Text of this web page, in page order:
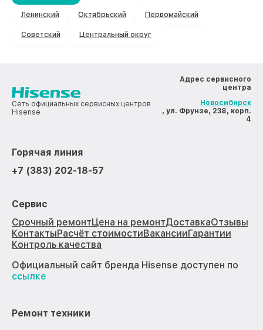
Ленинский Октябрьский Первомайский
Советский Центральный округ
Сеть официальных сервисных центров
Hisense
Адрес сервисного
центра
Новосибирск
, ул. Фрунзе, 238, корп.
4
Горячая линия
+7 (383) 202-18-57
Сервис
Срочный ремонтЦена на ремонтДоставкаОтзывы
КонтактыРасчёт стоимостиВакансииГарантии
Контроль качества
Официальный сайт бренда Hisense доступен по
ссылке
Ремонт техники